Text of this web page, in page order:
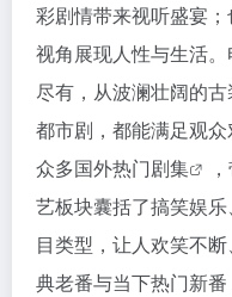
彩剧情带来视听盛宴
视角展现人性与生活
尽有，从波澜壮阔的古
都市剧，都能满足观
众多国外热门剧集
艺板块囊括了搞笑娱
目类型，让人欢笑不
典老番与当下热门新